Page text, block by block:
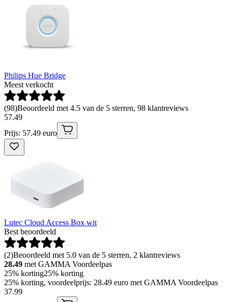
Philips Hue Bridge
Meest verkocht
(98)Beoordeeld met 4.5 van de 5 sterren, 98 klantreviews
57.49
Prijs: 57.49 euro
Lutec Cloud Access Box wit
Best beoordeeld
(2)Beoordeeld met 5.0 van de 5 sterren, 2 klantreviews
28.49 met GAMMA Voordeelpas
25% korting25% korting
25% korting, voordeelprijs: 28.49 euro met GAMMA Voordeelpas
37.99